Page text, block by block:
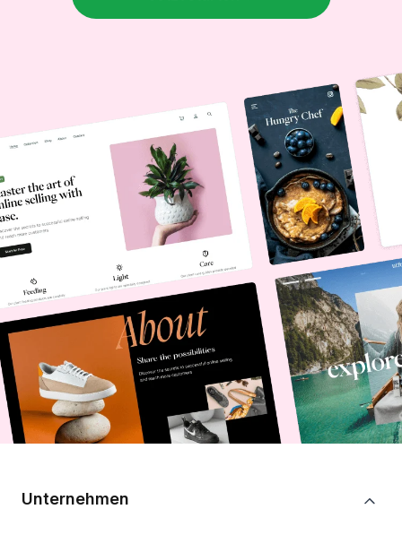
Unternehmen